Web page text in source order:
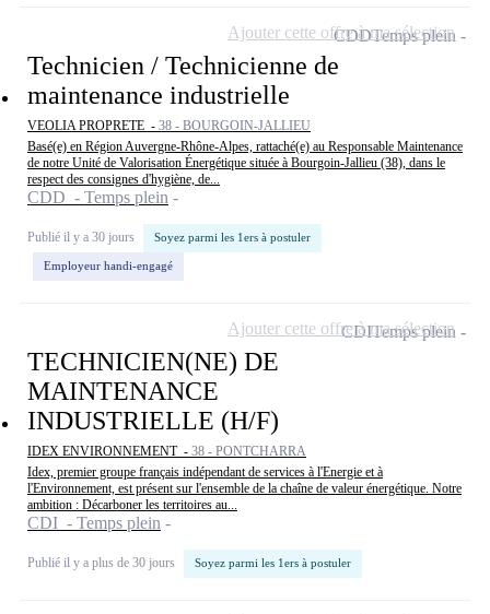
Technicien / Technicienne de
maintenance industrielle
VEOLIA PROPRETE - 38 - BOURGOIN-JALLIEU
Basé(e) en Région Auvergne-Rhône-Alpes, rattaché(e) au Responsable Maintenance
de notre Unité de Valorisation Énergétique située à Bourgoin-Jallieu (38), dans le
respect des consignes d'hygiène, de...
CDD - Temps plein
Publié il y a 30 jours Soyez parmi les 1ers à postuler
Employeur handi-engagé
CDDTemps plein
Ajouter cette offre à ma sélection
TECHNICIEN(NE) DE
MAINTENANCE
INDUSTRIELLE (H/F)
IDEX ENVIRONNEMENT - 38 - PONTCHARRA
Idex, premier groupe français indépendant de services à l'Energie et à
l'Environnement, est présent sur l'ensemble de la chaîne de valeur énergétique. Notre
ambition : Décarboner les territoires au...
CDI - Temps plein
Publié il y a plus de 30 jours Soyez parmi les 1ers à postuler
CDITemps plein
Ajouter cette offre à ma sélection